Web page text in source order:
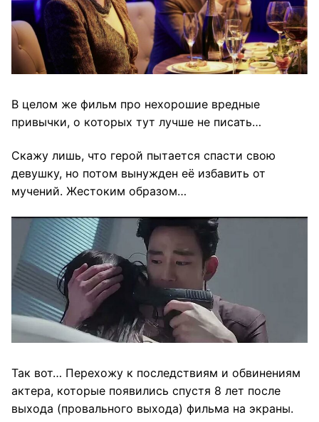
В целом же фильм про нехорошие вредные
привычки, о которых тут лучше не писать…
Скажу лишь, что герой пытается спасти свою
девушку, но потом вынужден её избавить от
мучений. Жестоким образом…
Так вот… Перехожу к последствиям и обвинениям
актера, которые появились спустя 8 лет после
выхода (провального выхода) фильма на экраны.